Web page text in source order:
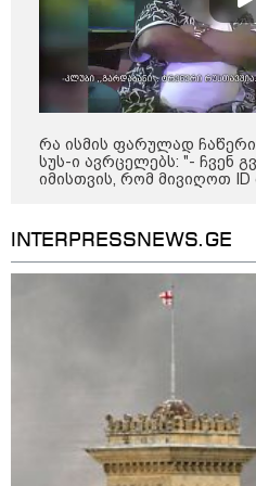
კატეგორიის ყველა
2008
რუსეთ-
ომის 18
რა ისმის ფარულად
სუს-ი ავრცელებს: "- ჩვენ
იმისთვის, რომ მივიღოთ ID
INTERPRESSNEWS.GE